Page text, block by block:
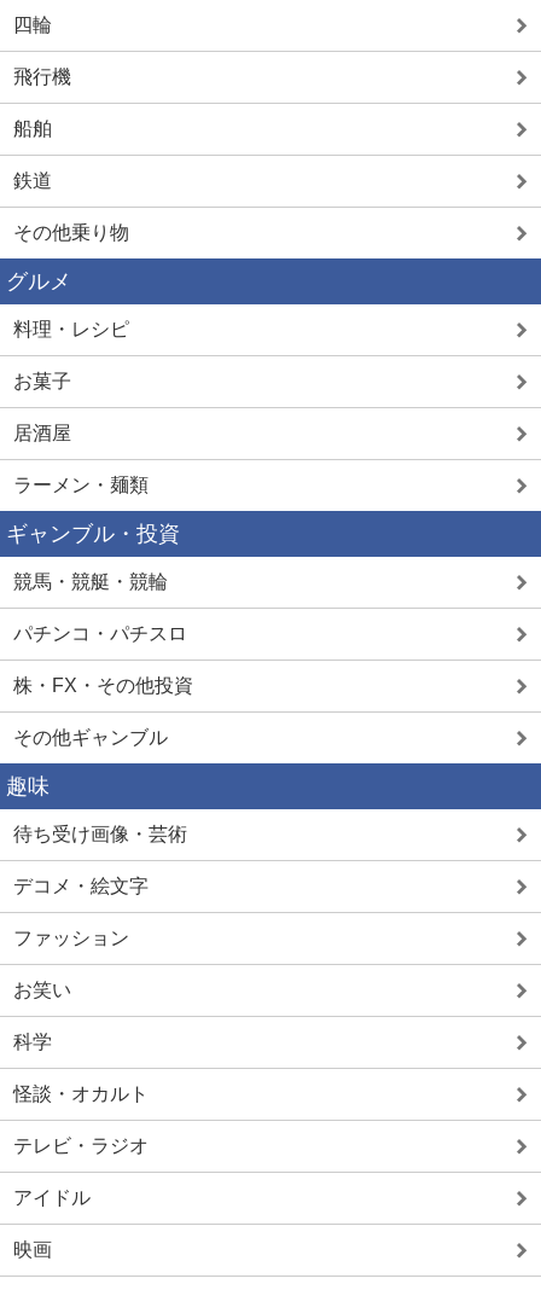
四輪
飛行機
船舶
鉄道
その他乗り物
グルメ
料理・レシピ
お菓子
居酒屋
ラーメン・麺類
ギャンブル・投資
競馬・競艇・競輪
パチンコ・パチスロ
株・FX・その他投資
その他ギャンブル
趣味
待ち受け画像・芸術
デコメ・絵文字
ファッション
お笑い
科学
怪談・オカルト
テレビ・ラジオ
アイドル
映画